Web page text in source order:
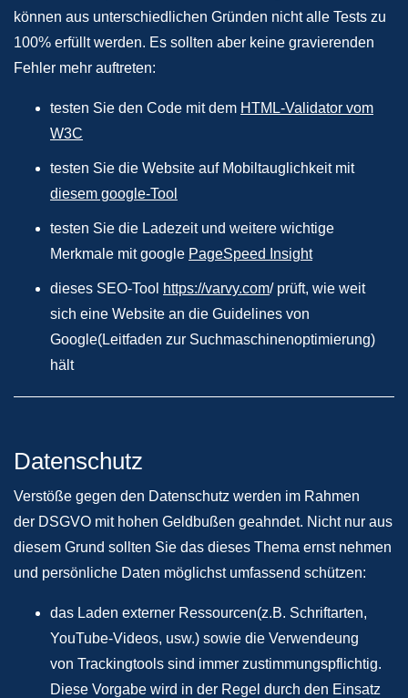
können aus unterschiedlichen Gründen nicht alle Tests zu
100% erfüllt werden. Es sollten aber keine gravierenden
Fehler mehr auftreten:
testen Sie den Code mit dem HTML-Validator vom
W3C
testen Sie die Website auf Mobiltauglichkeit mit
diesem google-Tool
testen Sie die Ladezeit und weitere wichtige
Merkmale mit google PageSpeed Insight
dieses SEO-Tool https://varvy.com/ prüft, wie weit
sich eine Website an die Guidelines von
Google(Leitfaden zur Suchmaschinenoptimierung)
hält
Datenschutz
Verstöße gegen den Datenschutz werden im Rahmen
der DSGVO mit hohen Geldbußen geahndet. Nicht nur aus
diesem Grund sollten Sie das dieses Thema ernst nehmen
und persönliche Daten möglichst umfassend schützen:
das Laden externer Ressourcen(z.B. Schriftarten,
YouTube-Videos, usw.) sowie die Verwendeung
von Trackingtools sind immer zustimmungspflichtig.
Diese Vorgabe wird in der Regel durch den Einsatz